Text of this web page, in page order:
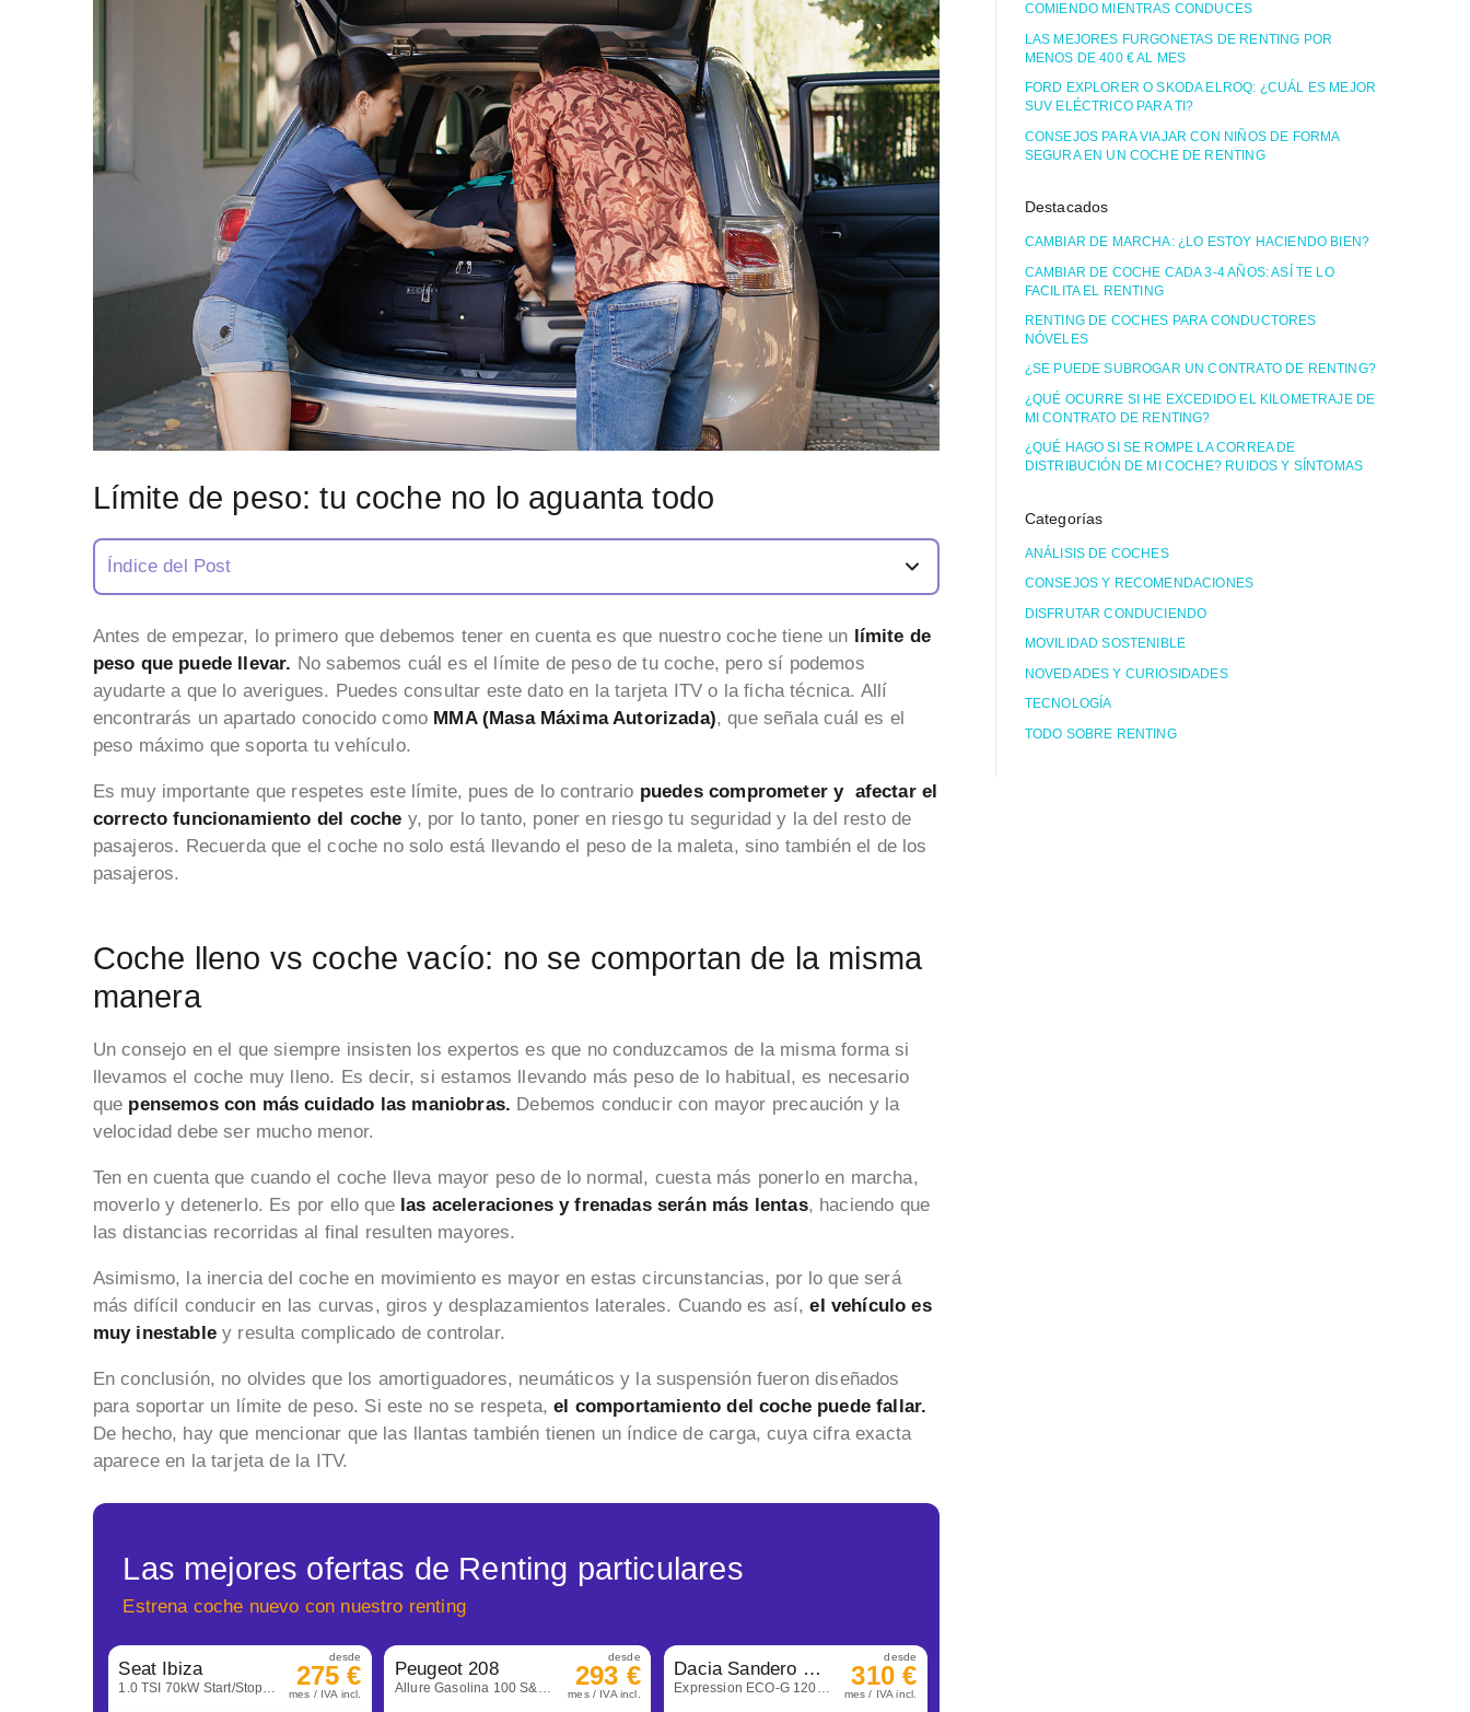
Límite de peso: tu coche no lo aguanta todo
Índice del Post
Antes de empezar, lo primero que debemos tener en cuenta es que nuestro coche tiene un
límite de
peso que puede llevar. No sabemos cuál es el límite de peso de tu coche, pero sí podemos
ayudarte a que lo averigues. Puedes consultar este dato en la tarjeta ITV o la ficha técnica. Allí
encontrarás un apartado conocido como MMA (Masa Máxima Autorizada), que señala cuál es el
peso máximo que soporta tu vehículo.
Es muy importante que respetes este límite, pues de lo contrario puedes comprometer y afectar el
correcto funcionamiento del coche y, por lo tanto, poner en riesgo tu seguridad y la del resto de
pasajeros. Recuerda que el coche no solo está llevando el peso de la maleta, sino también el de los
pasajeros.
Coche lleno vs coche vacío: no se comportan de la misma
manera
Un consejo en el que siempre insisten los expertos es que no conduzcamos de la misma forma si
llevamos el coche muy lleno. Es decir, si estamos llevando más peso de lo habitual, es necesario
que pensemos con más cuidado las maniobras. Debemos conducir con mayor precaución y la
velocidad debe ser mucho menor.
Ten en cuenta que cuando el coche lleva mayor peso de lo normal, cuesta más ponerlo en marcha,
moverlo y detenerlo. Es por ello quelas aceleraciones y frenadas serán más lentas, haciendo que
las distancias recorridas al final resulten mayores.
Asimismo, la inercia del coche en movimiento es mayor en estas circunstancias, por lo que será
más difícil conducir en las curvas, giros y desplazamientos laterales. Cuando es así,el vehículo es
muy inestabley resulta complicado de controlar.
En conclusión, no olvides que los amortiguadores, neumáticos y la suspensión fueron diseñados
para soportar un límite de peso. Si este no se respeta, el comportamiento del coche puede fallar.
De hecho, hay que mencionar que las llantas también tienen un índice de carga, cuya cifra exacta
aparece en la tarjeta de la ITV.
Las mejores ofertas de Renting particulares
Estrena coche nuevo con nuestro renting
Seat Ibiza
1.0 TSI 70kW Start/Stop Style+
desde
275 €
mes / IVA incl.
Peugeot 208
Allure Gasolina 100 S&S 6 Vel. Man
desde
293 €
mes / IVA incl.
Dacia Sandero Stepway
Expression ECO-G 120 Auto
desde
310 €
mes / IVA incl.
COMIENDO MIENTRAS CONDUCES
LAS MEJORES FURGONETAS DE RENTING POR
MENOS DE 400 € AL MES
FORD EXPLORER O SKODA ELROQ: ¿CUÁL ES MEJOR
SUV ELÉCTRICO PARA TI?
CONSEJOS PARA VIAJAR CON NIÑOS DE FORMA
SEGURA EN UN COCHE DE RENTING
Destacados
CAMBIAR DE MARCHA: ¿LO ESTOY HACIENDO BIEN?
CAMBIAR DE COCHE CADA 3-4 AÑOS: ASÍ TE LO
FACILITA EL RENTING
RENTING DE COCHES PARA CONDUCTORES
NÓVELES
¿SE PUEDE SUBROGAR UN CONTRATO DE RENTING?
¿QUÉ OCURRE SI HE EXCEDIDO EL KILOMETRAJE DE
MI CONTRATO DE RENTING?
¿QUÉ HAGO SI SE ROMPE LA CORREA DE
DISTRIBUCIÓN DE MI COCHE? RUIDOS Y SÍNTOMAS
Categorías
ANÁLISIS DE COCHES
CONSEJOS Y RECOMENDACIONES
DISFRUTAR CONDUCIENDO
MOVILIDAD SOSTENIBLE
NOVEDADES Y CURIOSIDADES
TECNOLOGÍA
TODO SOBRE RENTING